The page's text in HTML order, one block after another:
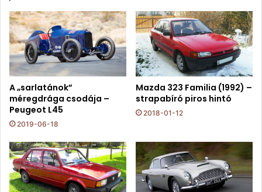
A „sarlatánok”
méregdrága csodája –
Peugeot L45
2019-06-18
Mazda 323 Familia (1992) –
strapabíró piros hintó
2018-01-12